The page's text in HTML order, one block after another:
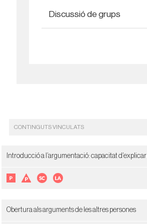
Discussió de grups
CONTINGUTS VINCULATS
Introducció a l’argumentació: capacitat
Obertura als arguments de les altres persones